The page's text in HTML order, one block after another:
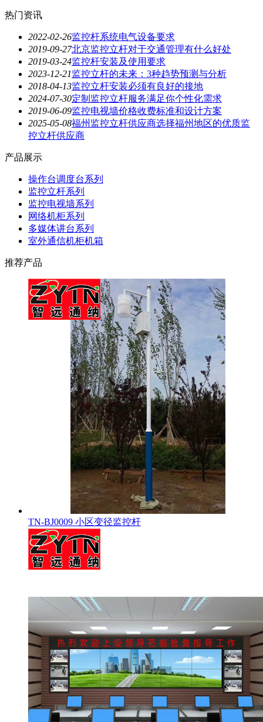
热门资讯
2022-02-26监控杆系统电气设备要求
2019-09-27北京监控立杆对于交通管理有什么好处
2019-03-24监控杆安装及使用要求
2023-12-21监控立杆的未来：3种趋势预测与分析
2018-04-13监控立杆安装必须有良好的接地
2024-07-30定制监控立杆服务满足你个性化需求
2019-06-09监控电视墙价格收费标准和设计方案
2025-05-08福州监控立杆供应商选择福州地区的优质监
控立杆供应商
产品展示
操作台调度台系列
监控立杆系列
监控电视墙系列
网络机柜系列
多媒体讲台系列
室外通信机柜机箱
推荐产品
TN-BJ0009 小区变径监控杆